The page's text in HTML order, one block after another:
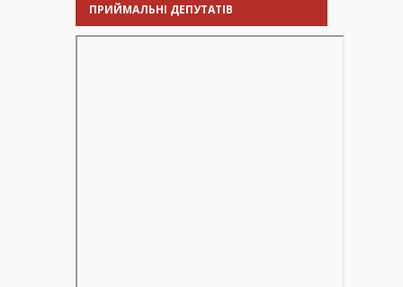
ПРИЙМАЛЬНІ ДЕПУТАТІВ